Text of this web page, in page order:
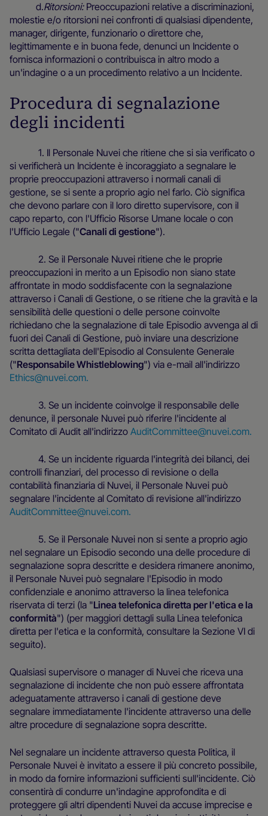
d.Ritorsioni:Preoccupazioni relative a discriminazioni,
molestie e/o ritorsioni nei confronti di qualsiasi dipendente,
manager, dirigente, funzionario o direttore che,
legittimamente e in buona fede, denunci un Incidente o
fornisca informazioni o contribuisca in altro modo a
un'indagine o a un procedimento relativo a un Incidente.
Procedura di segnalazione
degli incidenti
1. Il Personale Nuvei che ritiene che si sia verificato o
si verificherà un Incidente è incoraggiato a segnalare le
proprie preoccupazioni attraverso i normali canali di
gestione, se si sente a proprio agio nel farlo. Ciò significa
che devono parlare con il loro diretto supervisore, con il
capo reparto, con l'Ufficio Risorse Umane locale o con
l'Ufficio Legale ("Canali di gestione").
2. Se il Personale Nuvei ritiene che le proprie
preoccupazioni in merito a un Episodio non siano state
affrontate in modo soddisfacente con la segnalazione
attraverso i Canali di Gestione, o se ritiene che la gravità e la
sensibilità delle questioni o delle persone coinvolte
richiedano che la segnalazione di tale Episodio avvenga al di
fuori dei Canali di Gestione, può inviare una descrizione
scritta dettagliata dell'Episodio al Consulente Generale
("Responsabile Whistleblowing") via e-mail all'indirizzo
Ethics@nuvei.com.
3. Se un incidente coinvolge il responsabile delle
denunce, il personale Nuvei può riferire l'incidente al
Comitato di Audit all'indirizzo AuditCommittee@nuvei.com.
4. Se un incidente riguarda l'integrità dei bilanci, dei
controlli finanziari, del processo di revisione o della
contabilità finanziaria di Nuvei, il Personale Nuvei può
segnalare l'incidente al Comitato di revisione all'indirizzo
AuditCommittee@nuvei.com.
5. Se il Personale Nuvei non si sente a proprio agio
nel segnalare un Episodio secondo una delle procedure di
segnalazione sopra descritte e desidera rimanere anonimo,
il Personale Nuvei può segnalare l'Episodio in modo
confidenziale e anonimo attraverso la linea telefonica
riservata di terzi (la "Linea telefonica diretta per l'etica e la
conformità") (per maggiori dettagli sulla Linea telefonica
diretta per l'etica e la conformità, consultare la Sezione VI di
seguito).
Qualsiasi supervisore o manager di Nuvei che riceva una
segnalazione di incidente che non può essere affrontata
adeguatamente attraverso i canali di gestione deve
segnalare immediatamente l'incidente attraverso una delle
altre procedure di segnalazione sopra descritte.
Nel segnalare un incidente attraverso questa Politica, il
Personale Nuvei è invitato a essere il più concreto possibile,
in modo da fornire informazioni sufficienti sull'incidente. Ciò
consentirà di condurre un'indagine approfondita e di
proteggere gli altri dipendenti Nuvei da accuse imprecise e